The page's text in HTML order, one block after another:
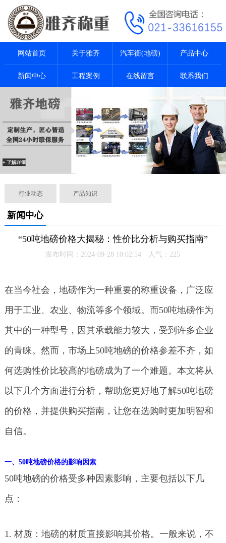
网站首页 关于雅齐 汽车衡(地磅) 产品中心
新闻中心 工程案例 在线留言 联系我们
行业动态 产品知识
新闻中心
“50吨地磅价格大揭秘：性价比分析与购买指南”
发布时间：2024-09-28 10:02:54 人气： 225
在当今社会，地磅作为一种重要的称重设备，广泛应
用于工业、农业、物流等多个领域。而50吨地磅作为
其中的一种型号，因其承载能力较大，受到许多企业
的青睐。然而，市场上50吨地磅的价格参差不齐，如
何选购性价比较高的地磅成为了一个难题。本文将从
以下几个方面进行分析，帮助您更好地了解50吨地磅
的价格，并提供购买指南，让您在选购时更加明智和
自信。
一、50吨地磅价格的影响因素
50吨地磅的价格受多种因素影响，主要包括以下几
点：
1. 材质：地磅的材质直接影响其价格。一般来说，不